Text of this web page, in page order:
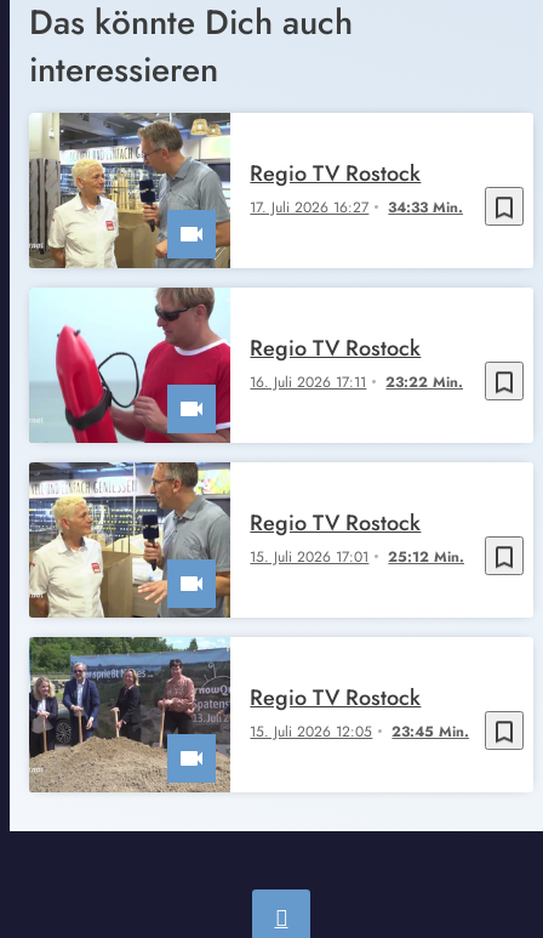
Das könnte Dich auch
interessieren
bookmark_border
17. Juli 2026 16:27 34:33 Min.
Regio TV Rostock
bookmark_border
16. Juli 2026 17:11 23:22 Min.
Regio TV Rostock
bookmark_border
15. Juli 2026 17:01 25:12 Min.
Regio TV Rostock
bookmark_border
15. Juli 2026 12:05 23:45 Min.
Regio TV Rostock